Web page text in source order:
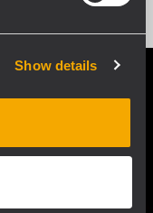
Show details